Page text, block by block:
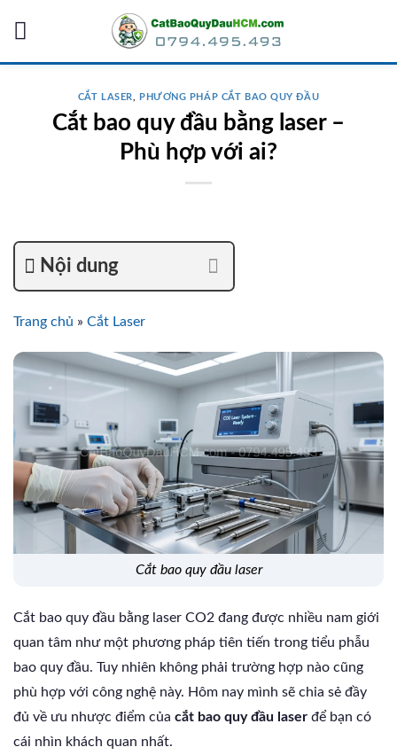
CẮT LASER PHƯƠNG PHÁP CẮT BAO QUY ĐẦU
Cắt bao quy đầu bằng laser –
Phù hợp với ai?
Nội dung
Trang chủ » Cắt Laser
cắt bao quy đầu laser
Cắt bao quy đầu bằng laser CO2 đang được nhiều nam giới
quan tâm như một phương pháp tiên tiến trong tiểu phẫu
bao quy đầu. Tuy nhiên không phải trường hợp nào cũng
phù hợp với công nghệ này. Hôm nay mình sẽ chia sẻ đầy
đủ về ưu nhược điểm của cắt bao quy đầu laser để bạn có
cái nhìn khách quan nhất.